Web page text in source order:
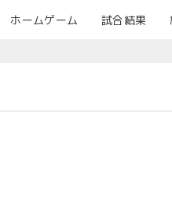
ホームゲーム 試合結果